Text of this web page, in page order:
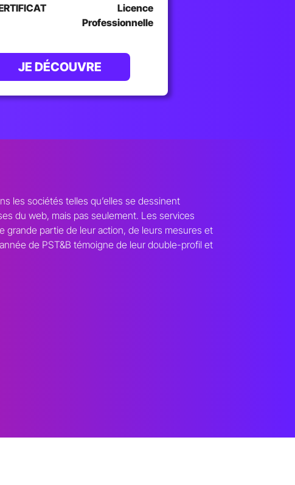
Licence
Professionnelle
JE DÉCOUVRE
les sociétés telles qu’elles se dessinent
du web, mais pas seulement. Les services
grande partie de leur action, de leurs mesures et
de PST&B témoigne de leur double-profil et